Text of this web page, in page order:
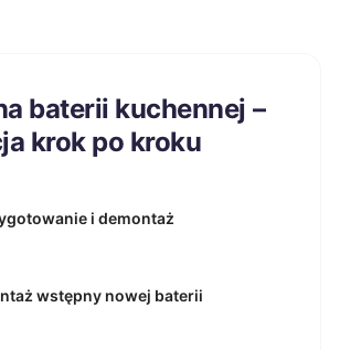
baterii kuchennej –
krok po kroku
i demontaż
wstępny nowej baterii